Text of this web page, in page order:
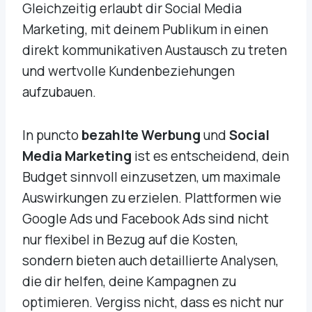
Gleichzeitig erlaubt dir Social Media
Marketing, mit deinem Publikum in einen
direkt kommunikativen Austausch zu treten
und wertvolle Kundenbeziehungen
aufzubauen.
In punctobezahlte WerbungundSocial
Media Marketing ist es entscheidend, dein
Budget sinnvoll einzusetzen, um maximale
Auswirkungen zu erzielen. Plattformen wie
Google Ads und Facebook Ads sind nicht
nur flexibel in Bezug auf die Kosten,
sondern bieten auch detaillierte Analysen,
die dir helfen, deine Kampagnen zu
optimieren. Vergiss nicht, dass es nicht nur